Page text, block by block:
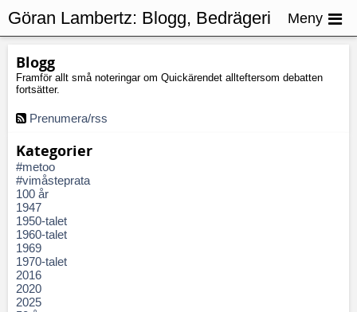
Blogg
Framför allt små noteringar om Quickärendet allteftersom debatten
fortsätter.
Prenumera/rss
Kategorier
#metoo
#vimåsteprata
100 år
1947
1950-talet
1960-talet
1969
1970-talet
2016
2020
2025
Göran Lambertz: Blogg, Bedrägeri Meny